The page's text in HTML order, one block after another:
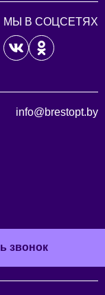
МЫ В СОЦСЕТЯХ
info@brestopt.by
звонок